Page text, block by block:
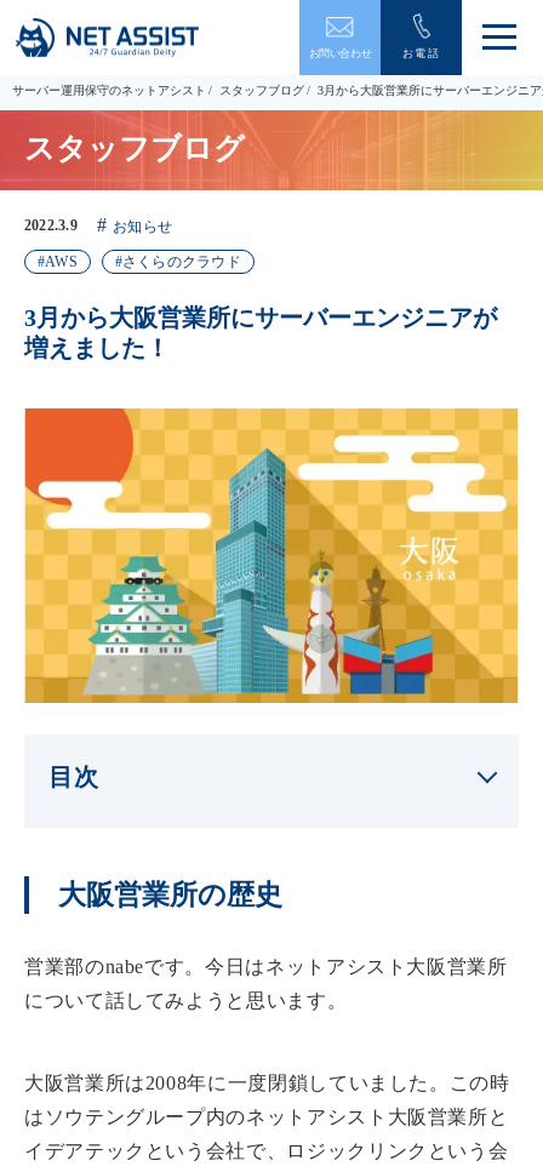
お問い合わせ お電話
メ
ュ
ー
閉
サーバー運用保守のネットアシスト スタッフブログ 3月から大阪営業所にサーバーエンジニ
スタッフブログ
2022.3.9 お知らせ
AWS さくらのクラウド
3月から大阪営業所にサーバーエンジニアが
増えました！
目次
大阪営業所の歴史
営業部のnabeです。今日はネットアシスト大阪営業所
について話してみようと思います。
大阪営業所は2008年に一度閉鎖していました。この時
はソウテングループ内のネットアシスト大阪営業所と
イデアテックという会社で、ロジックリンクという会